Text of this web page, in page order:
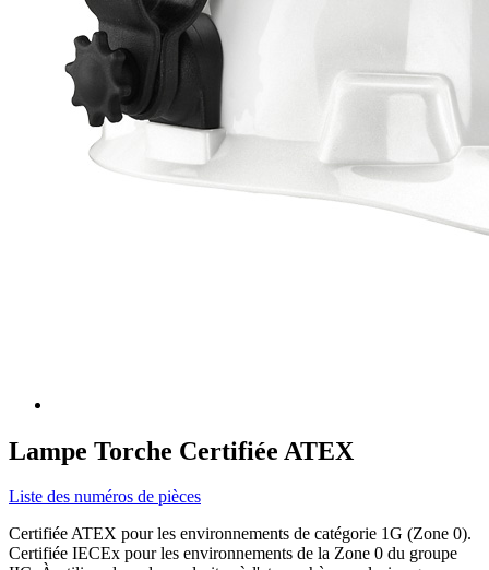
Lampe Torche Certifiée ATEX
Liste des numéros de pièces
Certifiée ATEX pour les environnements de catégorie 1G (Zone 0).
Certifiée IECEx pour les environnements de la Zone 0 du groupe